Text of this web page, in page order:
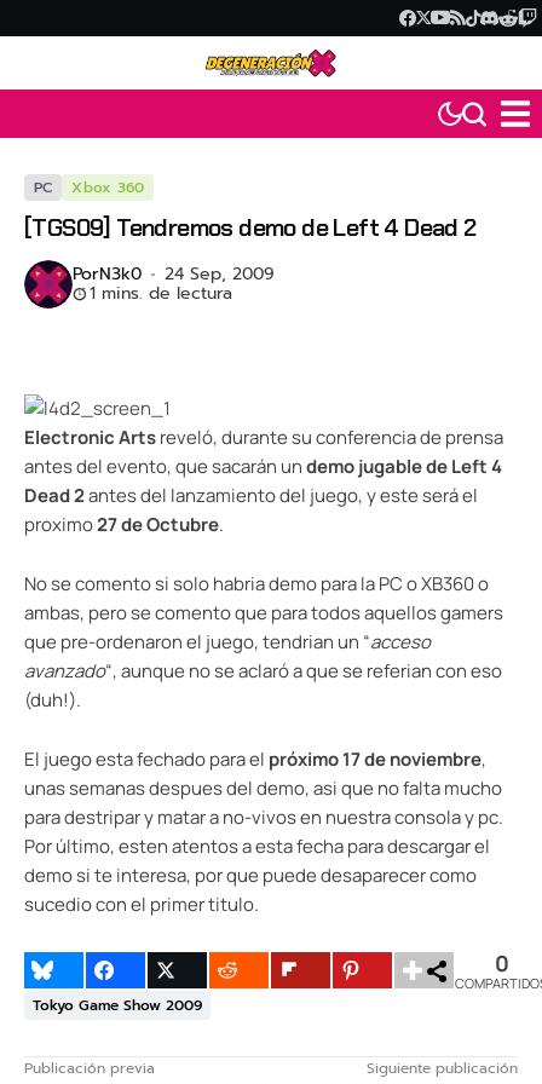
PC Xbox 360
[TGS09] Tendremos demo de Left 4 Dead 2
PorN3k0 24 Sep, 2009
1 mins. de lectura
Electronic Artsreveló, durante su conferencia de prensa
antes del evento, que sacarán undemo jugable de Left 4
Dead 2antes del lanzamiento del juego, y este será el
proximo27 de Octubre.
No se comento si solo habria demo para la PC o XB360 o
ambas, pero se comento que para todos aquellos gamers
que pre-ordenaron el juego, tendrian un “acceso
avanzado“, aunque no se aclaró a que se referian con eso
(duh!).
El juego esta fechado para el próximo 17 de noviembre,
unas semanas despues del demo, asi que no falta mucho
para destripar y matar a no-vivos en nuestra consola y pc.
Por último, esten atentos a esta fecha para descargar el
demo si te interesa, por que puede desaparecer como
sucedio con el primer titulo.
0
Tokyo Game Show 2009
Publicación previa Siguiente publicación